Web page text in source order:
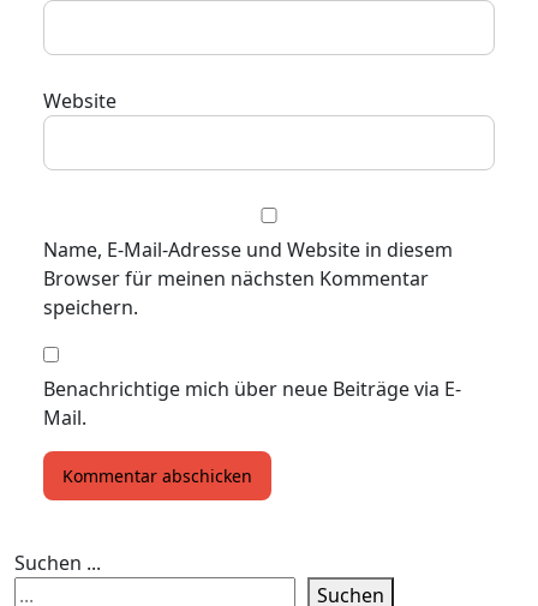
Website
Name, E-Mail-Adresse und Website in diesem
Browser für meinen nächsten Kommentar
speichern.
Benachrichtige mich über neue Beiträge via E-
Mail.
Suchen ...
Suchen